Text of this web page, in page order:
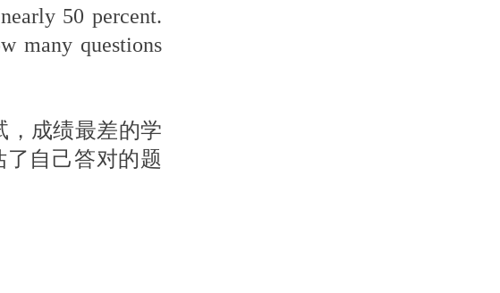
50 percent.
many questions
，成绩最差的学
自己答对的题